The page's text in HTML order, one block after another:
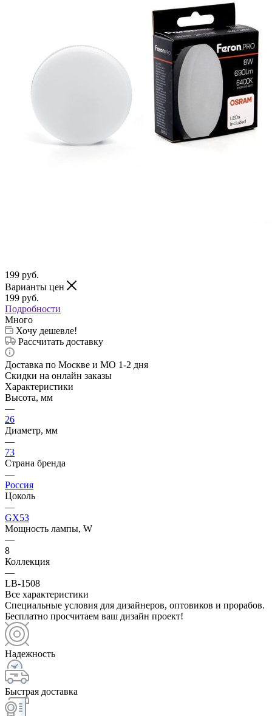
199 руб.
Варианты цен
199 руб.
Подробности
Много
Хочу дешевле!
Рассчитать доставку
Доставка по Москве и МО 1-2 дня
Скидки на онлайн заказы
Характеристики
Высота, мм
—
26
Диаметр, мм
—
73
Страна бренда
—
Россия
Цоколь
—
GX53
Мощность лампы, W
—
8
Коллекция
—
LB-1508
Все характеристики
Специальные условия для дизайнеров, оптовиков и прорабов.
Бесплатно просчитаем ваш дизайн проект!
Надежность
Быстрая доставка